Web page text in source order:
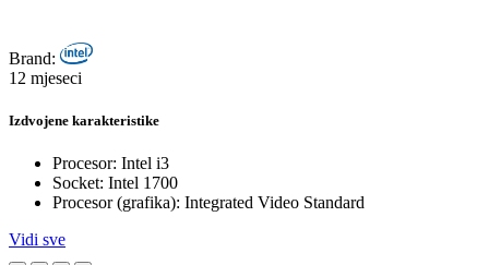
Brand:
12 mjeseci
Izdvojene karakteristike
Procesor: Intel i3
Socket: Intel 1700
Procesor (grafika): Integrated Video Standard
Vidi sve